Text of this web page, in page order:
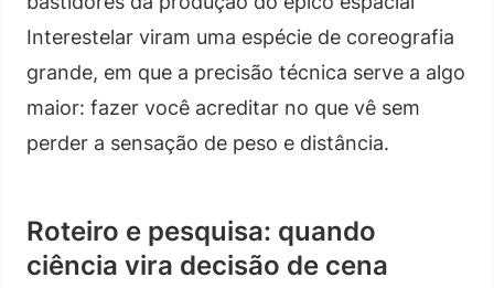
Interestelar viram uma espécie de coreografia
grande, em que a precisão técnica serve a algo
maior: fazer você acreditar no que vê sem
perder a sensação de peso e distância.
Roteiro e pesquisa: quando
ciência vira decisão de cena